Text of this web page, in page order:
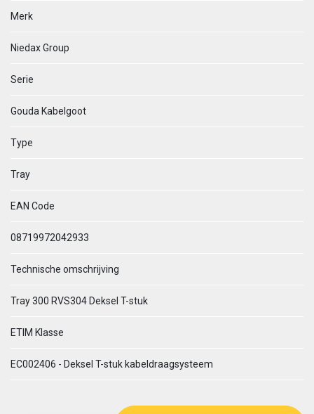
Merk
Niedax Group
Serie
Gouda Kabelgoot
Type
Tray
EAN Code
08719972042933
Technische omschrijving
Tray 300 RVS304 Deksel T-stuk
ETIM Klasse
EC002406 - Deksel T-stuk kabeldraagsysteem